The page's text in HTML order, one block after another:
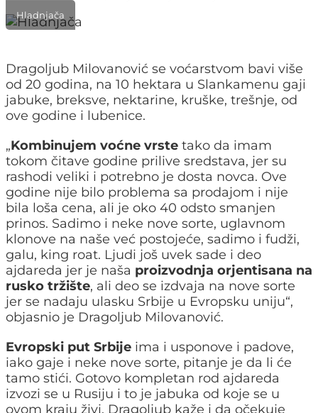
Hladnjača
Dragoljub Milovanović se voćarstvom bavi više
od 20 godina, na 10 hektara u Slankamenu gaji
jabuke, breksve, nektarine, kruške, trešnje, od
ove godine i lubenice.
„Kombinujem voćne vrste tako da imam
tokom čitave godine prilive sredstava, jer su
rashodi veliki i potrebno je dosta novca. Ove
godine nije bilo problema sa prodajom i nije
bila loša cena, ali je oko 40 odsto smanjen
prinos. Sadimo i neke nove sorte, uglavnom
klonove na naše već postojeće, sadimo i fudži,
galu, king roat. Ljudi još uvek sade i deo
ajdareda jer je naša proizvodnja orjentisana na
rusko tržište, ali deo se izdvaja na nove sorte
jer se nadaju ulasku Srbije u Evropsku uniju“,
objasnio je Dragoljub Milovanović.
Evropski put Srbije ima i usponove i padove,
iako gaje i neke nove sorte, pitanje je da li će
tamo stići. Gotovo kompletan rod ajdareda
izvozi se u Rusiju i to je jabuka od koje se u
ovom kraju živi. Dragoljub kaže i da očekuje